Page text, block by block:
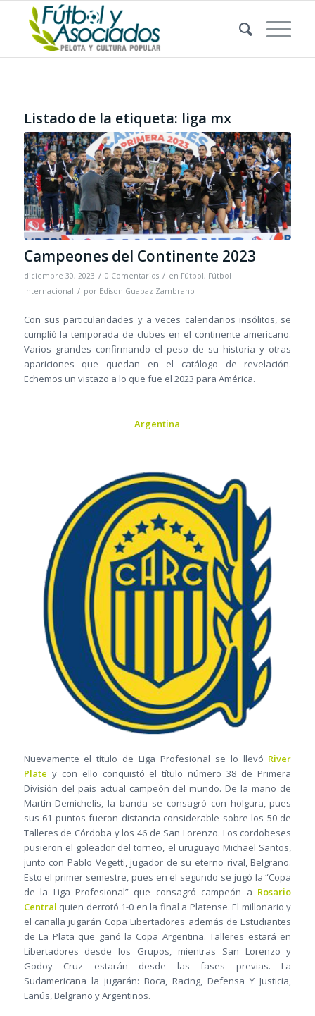
Listado de la etiqueta: liga mx
Campeones del Continente 2023
diciembre 30, 2023 / 0 Comentarios / en Fútbol, Fútbol
Internacional / por Edison Guapaz Zambrano
Con sus particularidades y a veces calendarios insólitos, se
cumplió la temporada de clubes en el continente americano.
Varios grandes confirmando el peso de su historia y otras
apariciones que quedan en el catálogo de revelación.
Echemos un vistazo a lo que fue el 2023 para América.
Argentina
Nuevamente el título de Liga Profesional se lo llevó River
Plate y con ello conquistó el título número 38 de Primera
División del país actual campeón del mundo. De la mano de
Martín Demichelis, la banda se consagró con holgura, pues
sus 61 puntos fueron distancia considerable sobre los 50 de
Talleres de Córdoba y los 46 de San Lorenzo. Los cordobeses
pusieron el goleador del torneo, el uruguayo Michael Santos,
junto con Pablo Vegetti, jugador de su eterno rival, Belgrano.
Esto el primer semestre, pues en el segundo se jugó la “Copa
de la Liga Profesional” que consagró campeón a Rosario
Central quien derrotó 1-0 en la final a Platense. El millonario y
el canalla jugarán Copa Libertadores además de Estudiantes
de La Plata que ganó la Copa Argentina. Talleres estará en
Libertadores desde los Grupos, mientras San Lorenzo y
Godoy Cruz estarán desde las fases previas. La
Sudamericana la jugarán: Boca, Racing, Defensa Y Justicia,
Lanús, Belgrano y Argentinos.